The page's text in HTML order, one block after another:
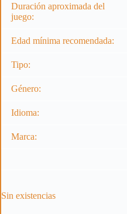
Duración aproximada del
juego:
Edad mínima recomendada:
Tipo:
Género:
Idioma:
Marca:
Sin existencias